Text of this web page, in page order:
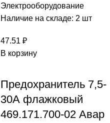
Электрооборудование
Наличие на складе: 2 шт
47.51 ₽
В корзину
Предохранитель 7,5-
30А флажковый
469.171.700-02 Авар